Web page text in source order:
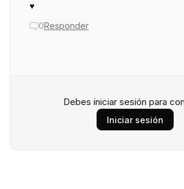
♥
0Responder
Debes iniciar sesión para
Iniciar sesión